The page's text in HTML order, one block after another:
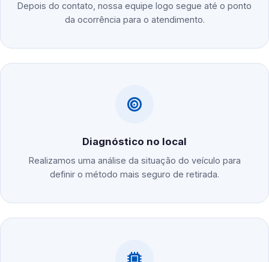
Depois do contato, nossa equipe logo segue até o ponto
da ocorrência para o atendimento.
Diagnóstico no local
Realizamos uma análise da situação do veículo para
definir o método mais seguro de retirada.